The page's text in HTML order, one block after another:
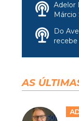
Adelor
Márcio
Do
recebe
AS